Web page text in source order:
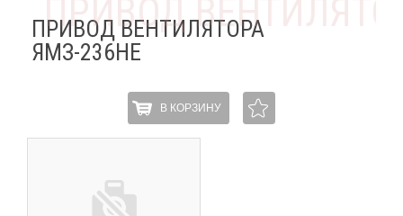
ПРИВОД ВЕНТИЛЯТОРА
ЯМЗ-236НЕ
В КОРЗИНУ